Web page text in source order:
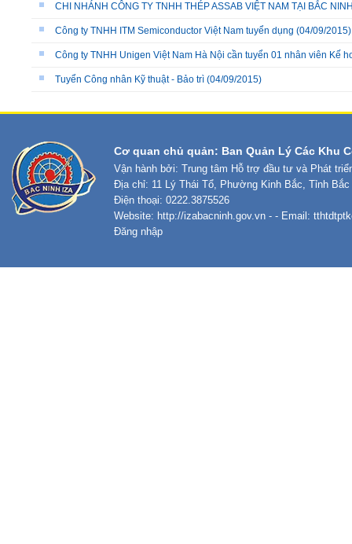
CHI NHÁNH CÔNG TY TNHH THÉP ASSAB VIỆT NAM TẠI BẮC
Công ty TNHH ITM Semiconductor Việt Nam tuyển dụng (04/09/2015)
Công ty TNHH Unigen Việt Nam Hà Nội cần tuyển 01 nhân viên Kế
Tuyển Công nhân Kỹ thuật - Bảo trì (04/09/2015)
Cơ quan chủ quản: Ban Quản Lý Các Khu
Vận hành bởi: Trung tâm Hỗ trợ đầu tư và Phát
Địa chỉ: 11 Lý Thái Tổ, Phường Kinh Bắc, Tỉnh Bắc
Điện thoại: 0222.3875526
Website: http://izabacninh.gov.vn - - Email:
Đăng nhập